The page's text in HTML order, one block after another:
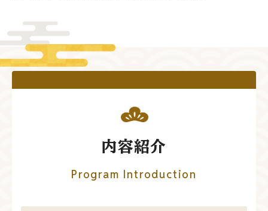
内容紹介
Program Introduction